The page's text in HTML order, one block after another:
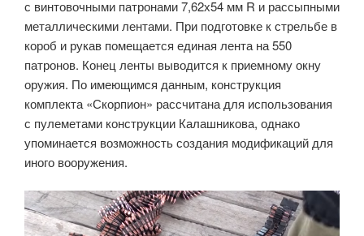
с винтовочными патронами 7,62х54 мм R и рассыпными
металлическими лентами. При подготовке к стрельбе в
короб и рукав помещается единая лента на 550
патронов. Конец ленты выводится к приемному окну
оружия. По имеющимся данным, конструкция
комплекта «Скорпион» рассчитана для использования
с пулеметами конструкции Калашникова, однако
упоминается возможность создания модификаций для
иного вооружения.